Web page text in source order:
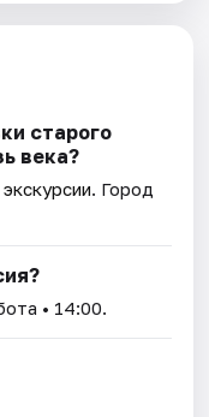
старого
века?
. Город
• 14:00.